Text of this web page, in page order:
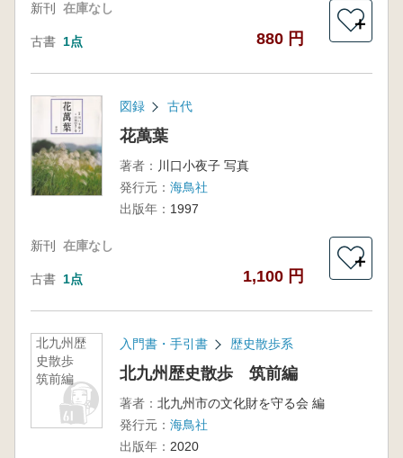
新刊 在庫なし
古書 1点 880 円
＋
図録 古代
花萬葉
著者： 川口小夜子 写真
発行元： 海鳥社
出版年： 1997
新刊 在庫なし
古書 1点 1,100 円
＋
北九州歴
史散歩
筑前編
入門書・手引書 歴史散歩系
北九州歴史散歩 筑前編
著者： 北九州市の文化財を守る会 編
発行元： 海鳥社
出版年： 2020